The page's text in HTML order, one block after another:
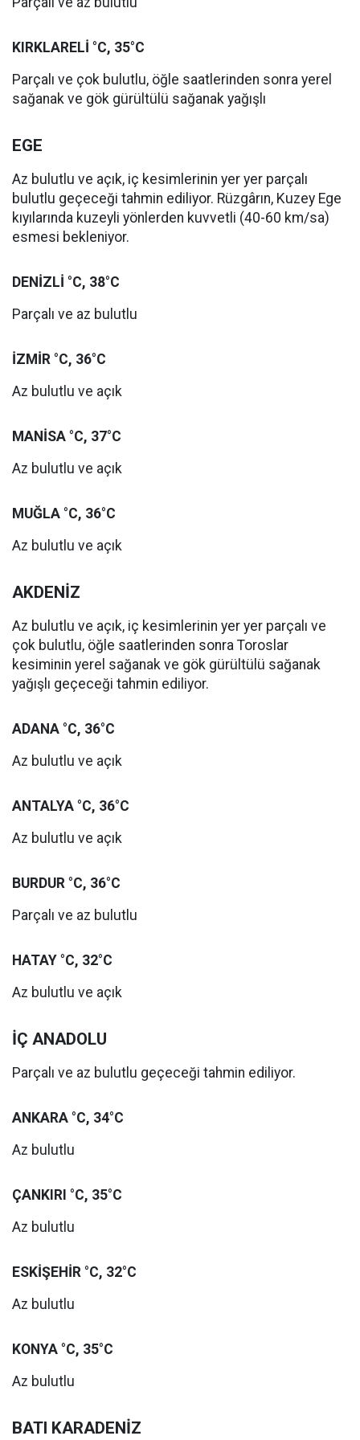
KIRKLARELİ °C, 35°C
Parçalı ve çok bulutlu, öğle saatlerinden sonra yerel
sağanak ve gök gürültülü sağanak yağışlı
EGE
Az bulutlu ve açık, iç kesimlerinin yer yer parçalı
bulutlu geçeceği tahmin ediliyor. Rüzgârın, Kuzey Ege
kıyılarında kuzeyli yönlerden kuvvetli (40-60 km/sa)
esmesi bekleniyor.
DENİZLİ °C, 38°C
Parçalı ve az bulutlu
İZMİR °C, 36°C
Az bulutlu ve açık
MANİSA °C, 37°C
Az bulutlu ve açık
MUĞLA °C, 36°C
Az bulutlu ve açık
AKDENİZ
Az bulutlu ve açık, iç kesimlerinin yer yer parçalı ve
çok bulutlu, öğle saatlerinden sonra Toroslar
kesiminin yerel sağanak ve gök gürültülü sağanak
yağışlı geçeceği tahmin ediliyor.
ADANA °C, 36°C
Az bulutlu ve açık
ANTALYA °C, 36°C
Az bulutlu ve açık
BURDUR °C, 36°C
Parçalı ve az bulutlu
HATAY °C, 32°C
Az bulutlu ve açık
İÇ ANADOLU
Parçalı ve az bulutlu geçeceği tahmin ediliyor.
ANKARA °C, 34°C
Az bulutlu
ÇANKIRI °C, 35°C
Az bulutlu
ESKİŞEHİR °C, 32°C
Az bulutlu
KONYA °C, 35°C
Az bulutlu
BATI KARADENİZ